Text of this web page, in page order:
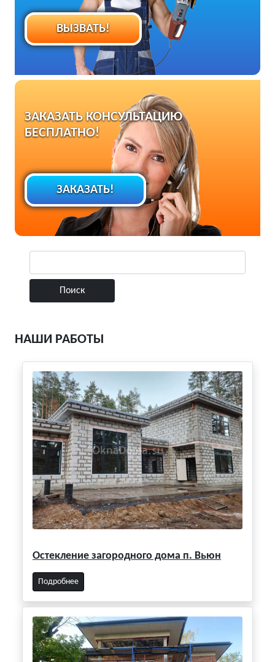
ВЫЗВАТЬ!
ЗАКАЗАТЬ КОНСУЛЬТАЦИЮ
БЕСПЛАТНО!
ЗАКАЗАТЬ!
НАШИ РАБОТЫ
Остекление загородного дома п. Вьюн
Подробнее